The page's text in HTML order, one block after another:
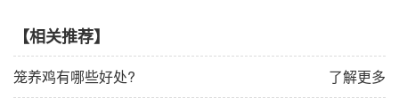
【相关推荐】
了解更多
笼养鸡有哪些好处?